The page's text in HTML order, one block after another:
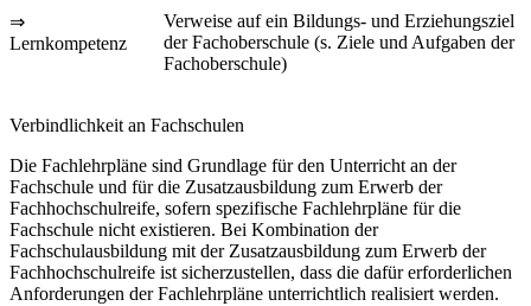
⇒
Lernkompetenz
Verweise auf ein Bildungs- und Erziehungsziel
der Fachoberschule (s. Ziele und Aufgaben der
Fachoberschule)
Verbindlichkeit an Fachschulen
Die Fachlehrpläne sind Grundlage für den Unterricht an der
Fachschule und für die Zusatzausbildung zum Erwerb der
Fachhochschulreife, sofern spezifische Fachlehrpläne für die
Fachschule nicht existieren. Bei Kombination der
Fachschulausbildung mit der Zusatzausbildung zum Erwerb der
Fachhochschulreife ist sicherzustellen, dass die dafür erforderlichen
Anforderungen der Fachlehrpläne unterrichtlich realisiert werden.